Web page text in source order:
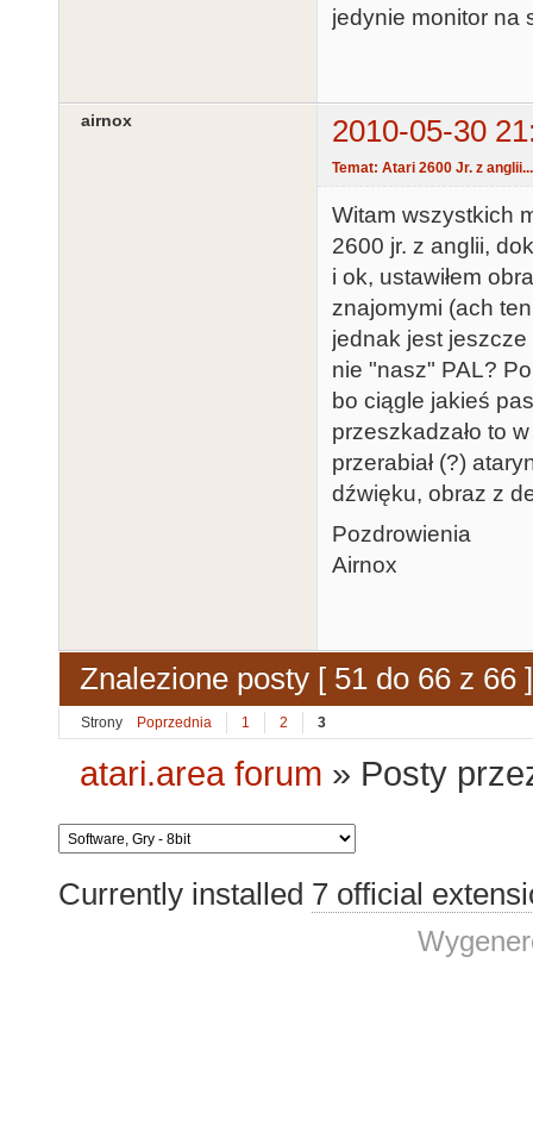
jedynie monitor na
airnox 2010-05-30
Temat: Atari 2600 Jr. z anglii...
Witam wszystkich
2600 jr. z anglii,
i ok, ustawiłem
znajomymi (ach
jednak jest
nie "nasz" PAL?
bo ciągle jakieś
przeszkadzało to
przerabiał (?)
dźwięku, obraz z
Pozdrowienia
Airnox
Znalezione posty [ 51 do 66 z 66 ]
Strony Poprzednia 1 2 3
atari.area forum » Posty
Currently installed 7 official